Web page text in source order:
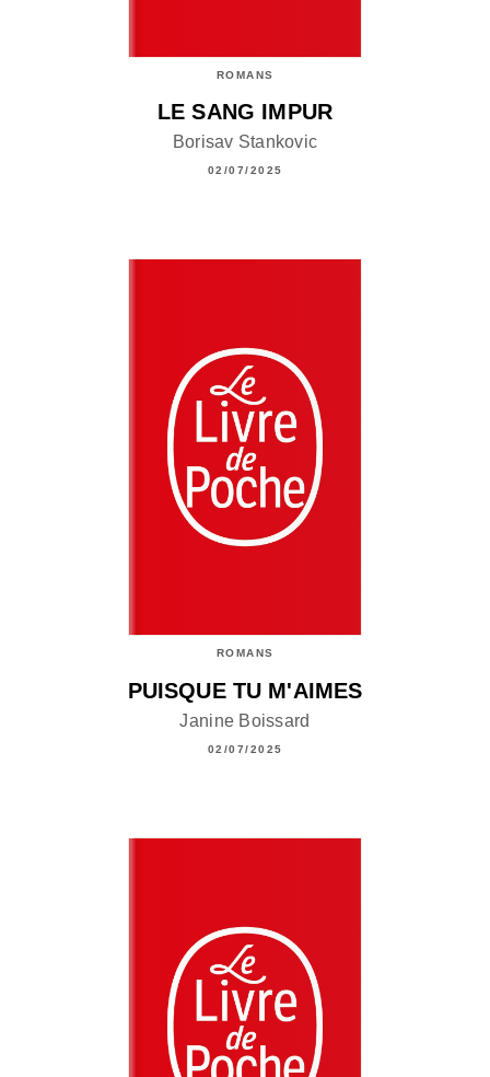
ROMANS
LE SANG IMPUR
Borisav Stankovic
02/07/2025
ROMANS
PUISQUE TU M'AIMES
Janine Boissard
02/07/2025